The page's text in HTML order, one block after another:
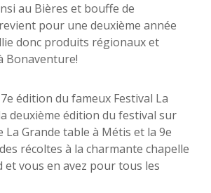
au Bières et bouffe de
pour une deuxième année
donc produits régionaux et
Bonaventure!
édition du fameux Festival La
deuxième édition du festival sur
Grande table à Métis et la 9e
récoltes à la charmante chapelle
et vous en avez pour tous les